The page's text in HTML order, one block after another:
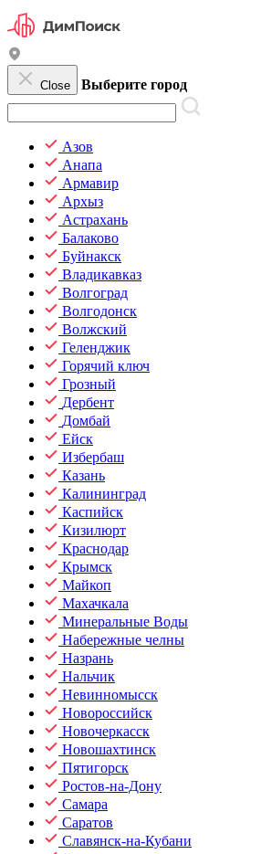
Close Выберите город
Азов
Анапа
Армавир
Архыз
Астрахань
Балаково
Буйнакск
Владикавказ
Волгоград
Волгодонск
Волжский
Геленджик
Горячий ключ
Грозный
Дербент
Домбай
Ейск
Избербаш
Казань
Калининград
Каспийск
Кизилюрт
Краснодар
Крымск
Майкоп
Махачкала
Минеральные Воды
Набережные челны
Назрань
Нальчик
Невинномысск
Новороссийск
Новочеркасск
Новошахтинск
Пятигорск
Ростов-на-Дону
Самара
Саратов
Славянск-на-Кубани